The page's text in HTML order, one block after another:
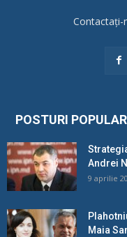
Contactați-
POSTURI
Andrei
9 aprilie
Maia